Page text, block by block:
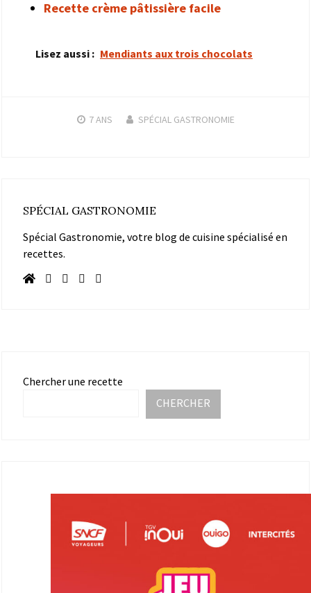
Recette crème pâtissière facile
Lisez aussi : Mendiants aux trois chocolats
7 ANS SPÉCIAL GASTRONOMIE
SPÉCIAL GASTRONOMIE
Spécial Gastronomie, votre blog de cuisine spécialisé en
recettes.
Chercher une recette
CHERCHER